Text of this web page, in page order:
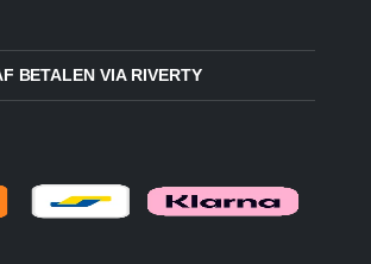
BETALEN VIA RIVERTY